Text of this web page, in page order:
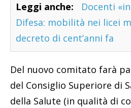
Leggi anche:
Docenti
Difesa: mobilità nei licei
decreto di cent’anni fa
Del nuovo comitato farà
del Consiglio Superiore di
della Salute (in qualità di